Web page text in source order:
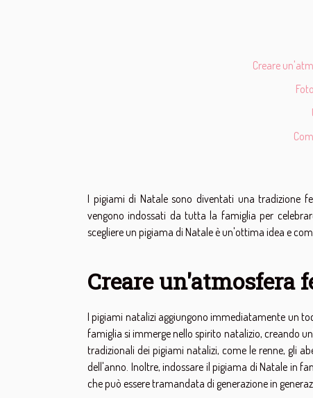
Creare
I pigiami di Natale sono diventati una tradizione
vengono indossati da tutta la famiglia per
scegliere un pigiama di Natale è un'ottima idea e
Creare un'atmosfera
I pigiami natalizi aggiungono immediatamente un
famiglia si immerge nello spirito natalizio, creando
tradizionali dei pigiami natalizi, come le renne, gli
dell'anno. Inoltre, indossare il pigiama di Natale in
che può essere tramandata di generazione in